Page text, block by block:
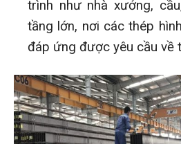
trình như nhà xưởng,
tầng lớn, nơi các thép
đáp ứng được yêu cầu về